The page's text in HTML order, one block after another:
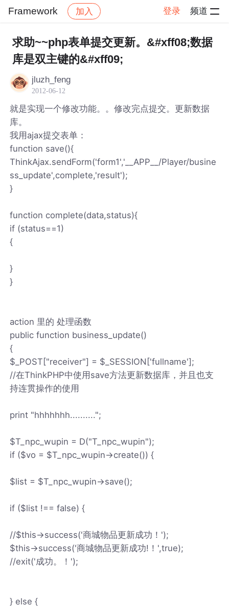
Framework 加入 登录 频道
社区 Framework 帖子详情
求助~~php表单提交更新。&#xff08;数据
库是双主键的&#xff09;
jluzh_feng
2012-06-12
就是实现一个修改功能。。修改完点提交。更新数据
库。
我用ajax提交表单：
function save(){
ThinkAjax.sendForm('form1','__APP__/Player/busine
ss_update',complete,'result');
}
function complete(data,status){
if (status==1)
{
}
}
action 里的 处理函数
public function business_update()
{
$_POST["receiver"] = $_SESSION['fullname'];
//在ThinkPHP中使用save方法更新数据库，并且也支
持连贯操作的使用
print "hhhhhhh..........";
$T_npc_wupin = D("T_npc_wupin");
if ($vo = $T_npc_wupin->create()) {
$list = $T_npc_wupin->save();
if ($list !== false) {
//$this->success('商城物品更新成功！');
$this->success('商城物品更新成功!！',true);
//exit('成功。！');
} else {